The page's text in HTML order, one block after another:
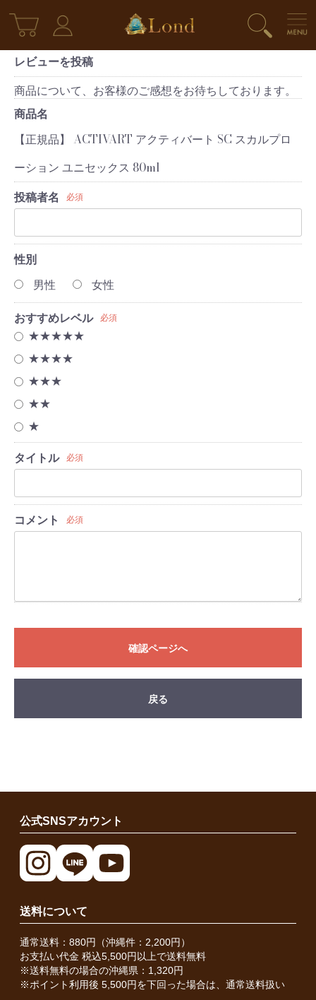
レビューを投稿
商品について、お客様のご感想をお待ちしております。
商品名
【正規品】 ACTIVART アクティバート SC スカルプロ
ーション ユニセックス 80ml
投稿者名
必須
性別
男性
女性
おすすめレベル 必須
★★★★★
★★★★
★★★
★★
★
タイトル 必須
コメント 必須
確認ページへ
戻る
公式SNSアカウント
送料について
通常送料：880円（沖縄件：2,200円）
お支払い代金 税込5,500円以上で送料無料
※送料無料の場合の沖縄県：1,320円
※ポイント利用後 5,500円を下回った場合は、通常送料扱い